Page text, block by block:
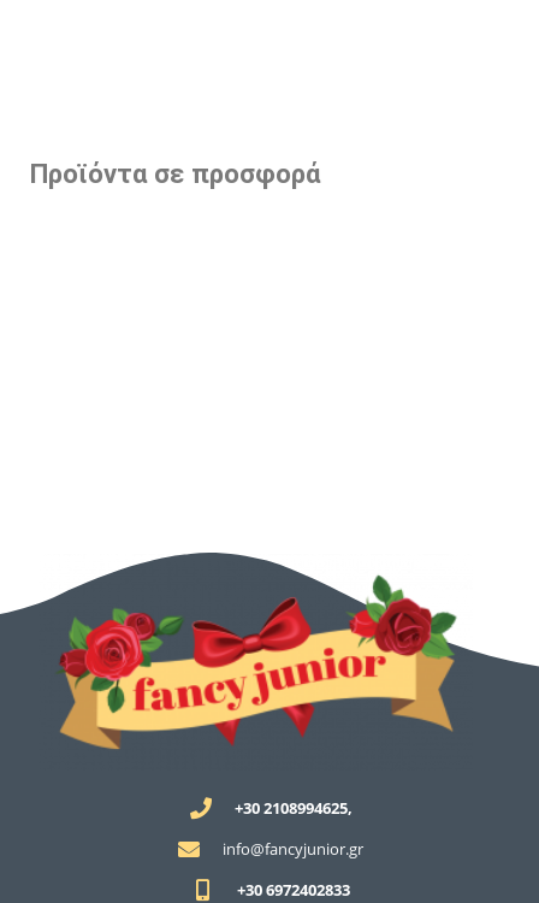
Προϊόντα σε προσφορά
+30 2108994625,
info@fancyjunior.gr
+30 6972402833